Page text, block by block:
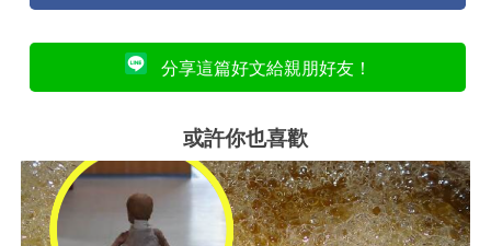
分享這篇好文給親朋好友！
或許你也喜歡